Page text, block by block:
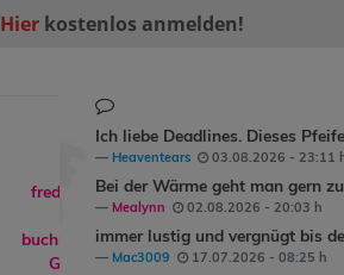
Hier kostenlos anmelden!
freddyundfelix
hat
buchreisendeein
Geschenk
Ich liebe Deadlines. Dieses
Heaventears 03.08.2026 - 23:11
Bei der Wärme geht man gern
Mealynn 02.08.2026 - 20:03 h
immer lustig und vergnügt bis
Mac3009 17.07.2026 - 08:25 h